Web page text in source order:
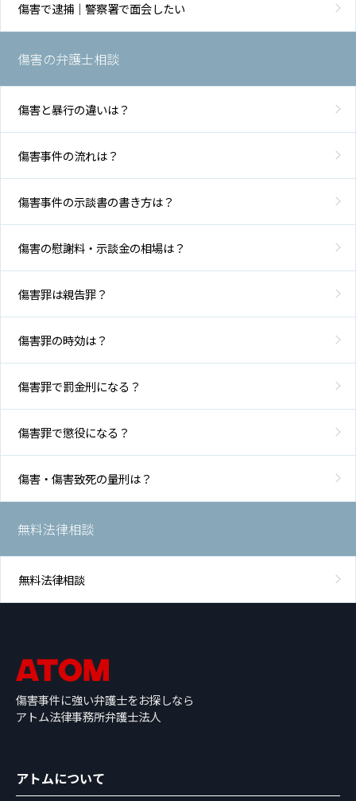
傷害で逮捕｜警察署で面会したい
傷害の弁護士相談
傷害と暴行の違いは？
傷害事件の流れは？
傷害事件の示談書の書き方は？
傷害の慰謝料・示談金の相場は？
傷害罪は親告罪？
傷害罪の時効は？
傷害罪で罰金刑になる？
傷害罪で懲役になる？
傷害・傷害致死の量刑は？
無料法律相談
無料法律相談
傷害事件に強い弁護士をお探しなら
アトム法律事務所弁護士法人
アトムについて